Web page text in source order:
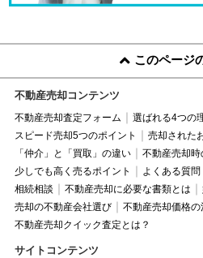
このページ
不動産売却コンテンツ
不動産売却査定フォーム
選ばれる4つの
スピード売却5つのポイント
売却された
「仲介」と「買取」の違い
不動産売却時
少しでも高く売るポイント
よくある質問
相続相談
不動産売却に必要な書類とは
売却の不動産会社選び
不動産売却価格の
不動産売却クイック査定とは？
サイトコンテンツ